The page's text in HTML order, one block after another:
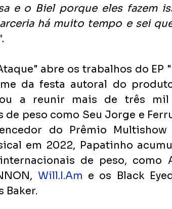
e o Biel porque eles fazem
há muito tempo e sei
abre os trabalhos do EP
da festa autoral do
a reunir mais de três
de peso como Seu Jorge e
do Prêmio
em 2022, Papatinho
de peso, como
Will.I.Am e os Black
Baker.